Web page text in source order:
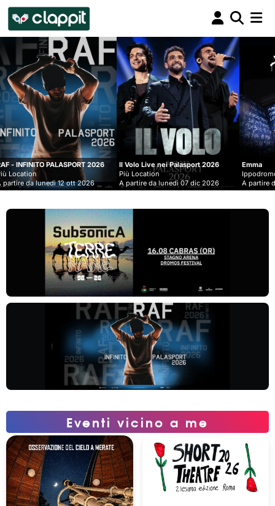
Clappit
biglietteria
2026
2026
Il Volo Live nei Palasport 2026
Più Location
A partire da lunedì 07 dic 2026
Emma
Ippodromo Snai - San Siro
A partire da mercoledì 09 set
Eventi vicino a me